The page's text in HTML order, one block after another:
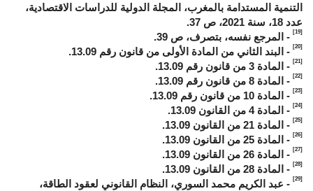
التنمية المستدامة بالمغرب، المجلة الدولية للدراسات الاقتصادية،
عدد 18، سنة 2021، ص 37.
[19] - المرجع نفسه، بتصرف، ص 39.
[20] - البند الثاني من المادة الأولى من قانون رقم 13.09.
[21] - المادة 3 من قانون رقم 13.09.
[22] - المادة 8 من قانون رقم 13.09.
[23] - المادة 10 من قانون رقم 13.09.
[24] - المادة 4 من القانون 13.09.
[25] - المادة 21 من القانون 13.09.
[26] - المادة 25 من القانون 13.09.
[27] - المادة 26 من القانون 13.09.
[28] - المادة 28 من القانون 13.09.
[29] - عبد الكريم محمد السوري، النظام القانوني لعقود الطاقة،